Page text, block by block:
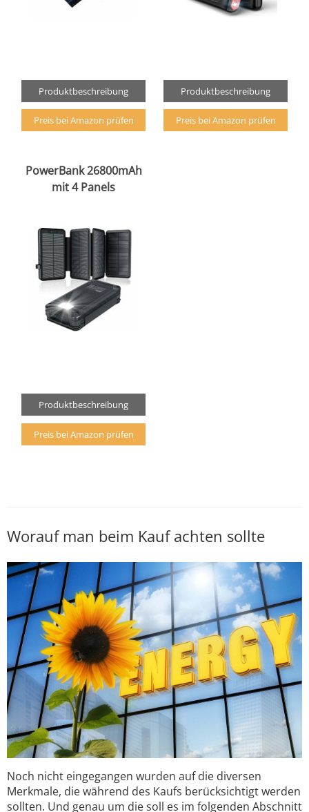
Produktbeschreibung
Preis bei Amazon prüfen
Produktbeschreibung
Preis bei Amazon prüfen
PowerBank 26800mAh
mit 4 Panels
Produktbeschreibung
Preis bei Amazon prüfen
Worauf man beim Kauf achten sollte
Noch nicht eingegangen wurden auf die diversen
Merkmale, die während des Kaufs berücksichtigt werden
sollten. Und genau um die soll es im folgenden Abschnitt